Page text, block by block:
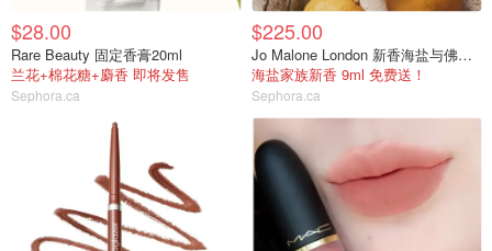
$28.00
Rare Beauty 固定香膏20ml
兰花+棉花糖+麝香 即将发售
Sephora.ca
$225.00
Jo Malone London 新香海盐与佛手柑
海盐家族新香 9ml 免费送！
Sephora.ca